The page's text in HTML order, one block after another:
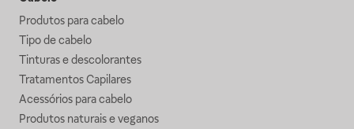
Produtos para cabelo
Tipo de cabelo
Tinturas e descolorantes
Tratamentos Capilares
Acessórios para cabelo
Produtos naturais e veganos